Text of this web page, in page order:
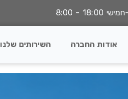
18:00 - 8:00
אודות החברה השירותים שלנו